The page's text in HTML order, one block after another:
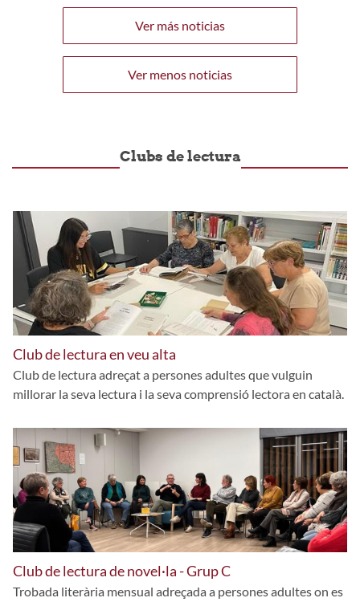
Ver más noticias
Ver menos noticias
Clubs de lectura
Club de lectura en veu alta
Club de lectura adreçat a persones adultes que vulguin
millorar la seva lectura i la seva comprensió lectora en català.
Club de lectura de novel·la - Grup C
Trobada literària mensual adreçada a persones adultes on es